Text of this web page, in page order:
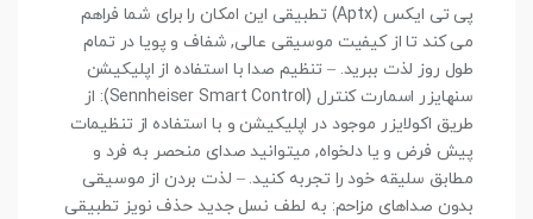
پی تی ایکس (Aptx) تطبیقی این امکان را برای شما فراهم
می کند تا از کیفیت موسیقی عالی, شفاف و پویا در تمام
طول روز لذت ببرید. – تنظیم صدا با استفاده از اپلیکیشن
سنهایزر اسمارت کنترل (Sennheiser Smart Control): از
طریق اکولایزر موجود در اپلیکیشن و با استفاده از تنظیمات
پیش فرض و یا دلخواه, میتوانید صدای منحصر به فرد و
مطابق سلیقه خود را تجربه کنید. – لذت بردن از موسیقی
بدون صداهای مزاحم: به لطف نسل جدید حذف نویز تطبیقی